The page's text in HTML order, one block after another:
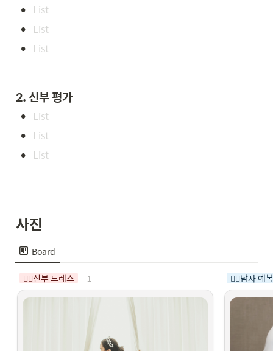
•
•
•
2. 신부 평가
•
•
•
사진
Board
👰‍♀️신부 드레스 1 🤵‍♂️남자 예복